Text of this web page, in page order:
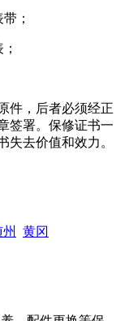
；
件，后者必须经正
签署。保修证书一
失去价值和效力。
州 黄冈